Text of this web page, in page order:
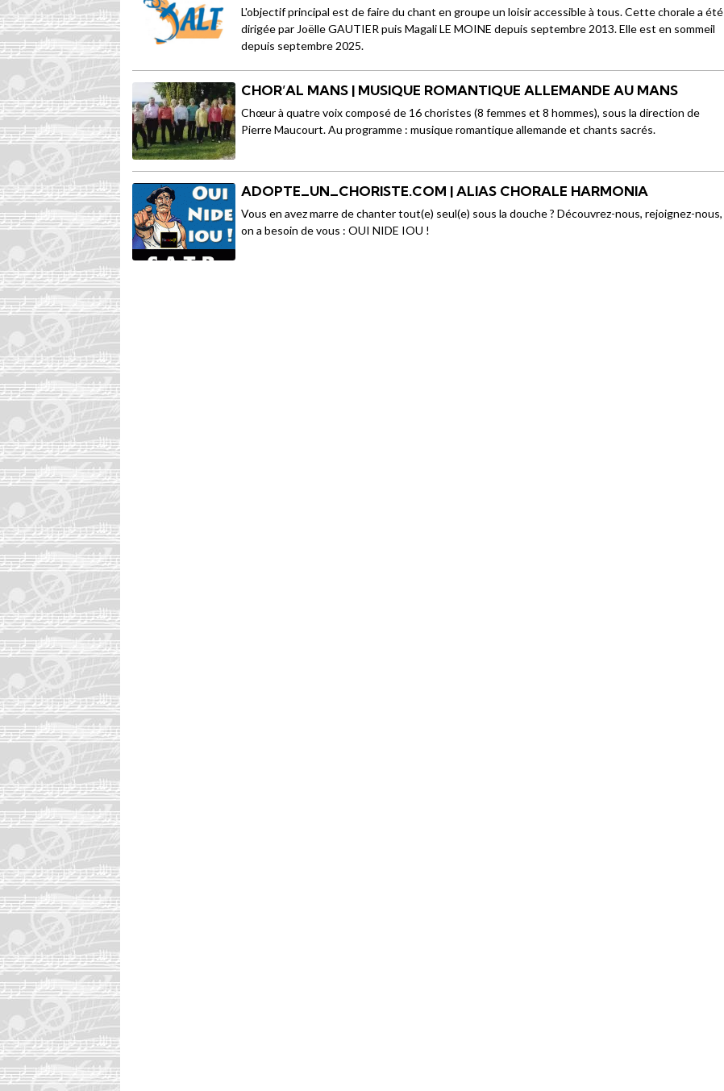
L'objectif principal est de faire du chant en groupe un loisir accessible à tous. Cette chorale a été
dirigée par Joëlle GAUTIER puis Magali LE MOINE depuis septembre 2013. Elle est en sommeil
depuis septembre 2025.
CHOR’AL MANS | MUSIQUE ROMANTIQUE ALLEMANDE AU MANS
Chœur à quatre voix composé de 16 choristes (8 femmes et 8 hommes), sous la direction de
Pierre Maucourt. Au programme : musique romantique allemande et chants sacrés.
ADOPTE_UN_CHORISTE.COM | ALIAS CHORALE HARMONIA
Vous en avez marre de chanter tout(e) seul(e) sous la douche ? Découvrez-nous, rejoignez-nous,
on a besoin de vous : OUI NIDE IOU !